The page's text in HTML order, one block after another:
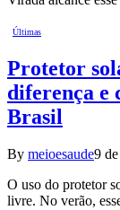
Últimas
Protetor
diferença e
Brasil
By meioesaude9
O uso do protetor
livre. No verão,